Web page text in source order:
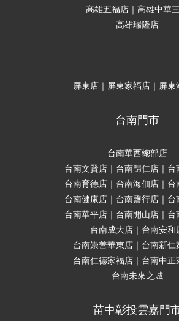
高雄五福店｜高雄中華
高雄瑞隆店
屏東店｜屏東家福店｜屏東
台南門市
台南華西總部店
台南文賢店｜台南歸仁店｜台
台南育德店｜台南海佃店｜台
台南健康店｜台南鹽行店｜台
台南華平店｜台南開山店｜台
台南成大店｜台南安和
台南崇善華東店｜台南新仁
台南仁德家福店｜台南中正
台南未來之城
苗中彰投雲嘉門